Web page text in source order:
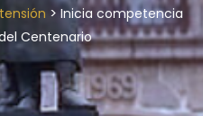
> Inicia competencia
Centenario